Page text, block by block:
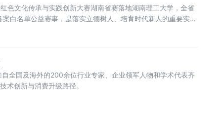
色文化传承与实践创新大赛湖南省赛落地湖南理工大学，全省
白名单公益赛事，是落实立德树人、培育时代新人的重要实
全国及海外的200余位行业专家、企业领军人物和学术代表齐
术创新与消费升级路径。